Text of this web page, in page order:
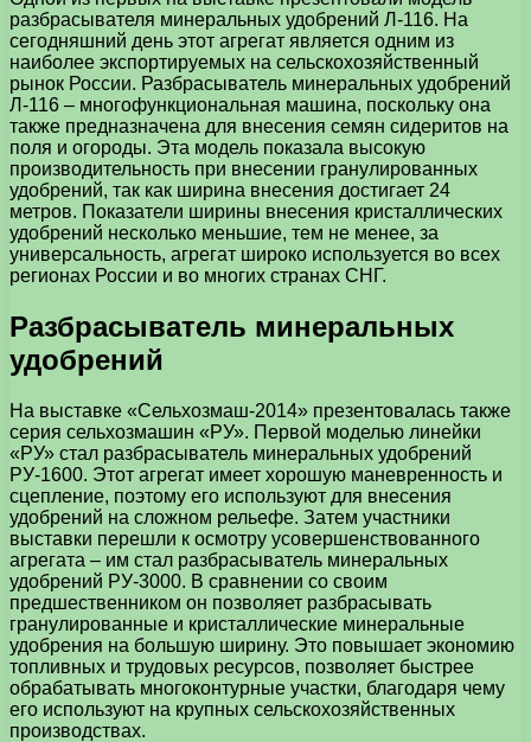
разбрасывателя минеральных удобрений Л-116. На
сегодняшний день этот агрегат является одним из
наиболее экспортируемых на сельскохозяйственный
рынок России. Разбрасыватель минеральных удобрений
Л-116 – многофункциональная машина, поскольку она
также предназначена для внесения семян сидеритов на
поля и огороды. Эта модель показала высокую
производительность при внесении гранулированных
удобрений, так как ширина внесения достигает 24
метров. Показатели ширины внесения кристаллических
удобрений несколько меньшие, тем не менее, за
универсальность, агрегат широко используется во всех
регионах России и во многих странах СНГ.
Разбрасыватель минеральных
удобрений
На выставке «Сельхозмаш-2014» презентовалась также
серия сельхозмашин «РУ». Первой моделью линейки
«РУ» стал разбрасыватель минеральных удобрений
РУ-1600. Этот агрегат имеет хорошую маневренность и
сцепление, поэтому его используют для внесения
удобрений на сложном рельефе. Затем участники
выставки перешли к осмотру усовершенствованного
агрегата – им стал разбрасыватель минеральных
удобрений РУ-3000. В сравнении со своим
предшественником он позволяет разбрасывать
гранулированные и кристаллические минеральные
удобрения на большую ширину. Это повышает экономию
топливных и трудовых ресурсов, позволяет быстрее
обрабатывать многоконтурные участки, благодаря чему
его используют на крупных сельскохозяйственных
производствах.